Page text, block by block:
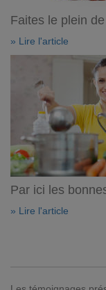
Faites le plein
» Lire l'article
Par ici les
» Lire l'article